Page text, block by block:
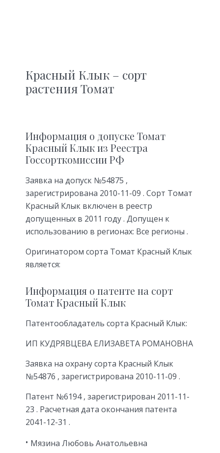
Красный Клык – сорт
растения Томат
Информация о допуске Томат
Красный Клык из Реестра
Госсорткомиссии РФ
Заявка на допуск №54875 ,
зарегистрирована 2010-11-09 . Сорт Томат
Красный Клык включен в реестр
допущенных в 2011 году . Допущен к
использованию в регионах: Все регионы .
Оригинатором сорта Томат Красный Клык
является:
Информация о патенте на сорт
Томат Красный Клык
Патентообладатель сорта Красный Клык:
ИП КУДРЯВЦЕВА ЕЛИЗАВЕТА РОМАНОВНА
Заявка на охрану сорта Красный Клык
№54876 , зарегистрирована 2010-11-09 .
Патент №6194 , зарегистрирован 2011-11-
23 . Расчетная дата окончания патента
2041-12-31 .
Мязина Любовь Анатольевна